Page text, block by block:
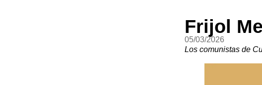
Frijol
05/03/2026
Los comunistas de